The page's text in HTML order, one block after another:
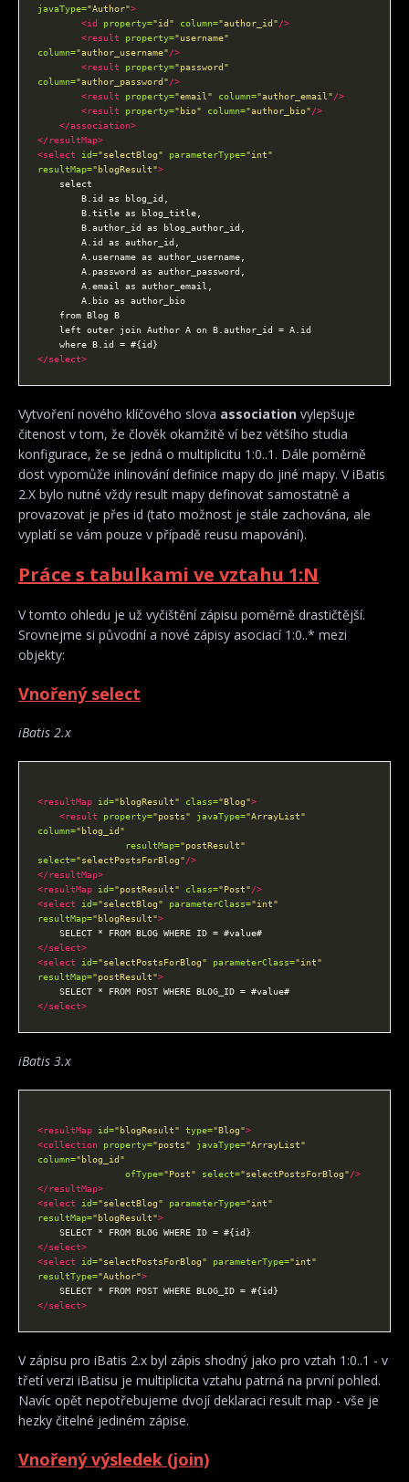
javaType="Author">
<id
property="id" column="author_id"/>
<result
property="username"
column="author_username"/>
<result
property="password"
column="author_password"/>
<result
property="email" column="author_email"/>
<result
property="bio" column="author_bio"/>
</association>
</resultMap>
<select
id="selectBlog" parameterType="int"
resultMap="blogResult">
</select>
Vytvoření nového klíčového slova association vylepšuje
čitenost v tom, že člověk okamžitě ví bez většího studia
konfigurace, že se jedná o multiplicitu 1:0..1. Dále poměrně
dost vypomůže inlinování definice mapy do jiné mapy. V iBatis
2.X bylo nutné vždy result mapy definovat samostatně a
provazovat je přes id (tato možnost je stále zachována, ale
vyplatí se vám pouze v případě reusu mapování).
Práce s tabulkami ve vztahu 1:N
V tomto ohledu je už vyčištění zápisu poměrně drastičtější.
Srovnejme si původní a nové zápisy asociací 1:0..* mezi
objekty:
Vnořený select
iBatis 2.x
<resultMap id="blogResult" class="Blog">
<result
property="posts" javaType="ArrayList"
column="blog_id"
resultMap="postResult"
select="selectPostsForBlog"/>
</resultMap>
<resultMap
id="postResult" class="Post"/>
<select
id="selectBlog" parameterClass="int"
resultMap="blogResult">
</select>
<select
id="selectPostsForBlog" parameterClass="int"
resultMap="postResult">
</select>
iBatis 3.x
<resultMap id="blogResult" type="Blog">
<collection
property="posts" javaType="ArrayList"
column="blog_id"
ofType="Post" select="selectPostsForBlog"/>
</resultMap>
<select
id="selectBlog" parameterType="int"
resultMap="blogResult">
</select>
<select
id="selectPostsForBlog" parameterType="int"
resultType="Author">
</select>
V zápisu pro iBatis 2.x byl zápis shodný jako pro vztah 1:0..1 - v
třetí verzi iBatisu je multiplicita vztahu patrná na první pohled.
Navíc opět nepotřebujeme dvojí deklaraci result map - vše je
hezky čitelné jediném zápise.
Vnořený výsledek (join)